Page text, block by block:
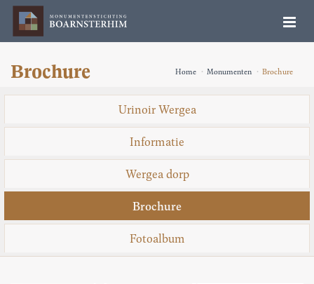
Home Monumenten Brochure
Brochure
Urinoir Wergea
Informatie
Wergea dorp
Brochure
Fotoalbum